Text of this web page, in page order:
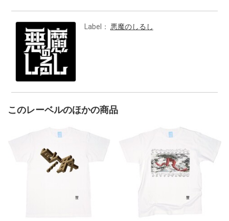
Label： 悪魔のしるし
このレーベルのほかの商品